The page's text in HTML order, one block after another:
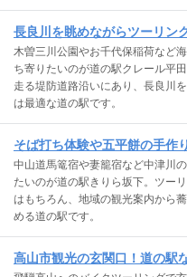
長良川を眺めながらツーリン
木曽三川公園やお千代保稲荷など
ち寄りたいのが道の駅クレール平
走る堤防道路沿いにあり、長良川
は最適な道の駅です。
そば打ち体験や五平餅の手作
中山道馬篭宿や妻籠宿など中津川
たいのが道の駅きりら坂下。ツー
はもちろん、地域の観光案内から
める道の駅です。
高山市観光の玄関口！道の駅